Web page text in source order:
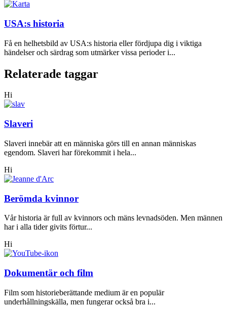
USA:s historia
Få en helhetsbild av USA:s historia eller fördjupa dig i viktiga
händelser och särdrag som utmärker vissa perioder i...
Relaterade taggar
Hi
Slaveri
Slaveri innebär att en människa görs till en annan människas
egendom. Slaveri har förekommit i hela...
Hi
Berömda kvinnor
Vår historia är full av kvinnors och mäns levnadsöden. Men männen
har i alla tider givits förtur...
Hi
Dokumentär och film
Film som historieberättande medium är en populär
underhållningskälla, men fungerar också bra i...